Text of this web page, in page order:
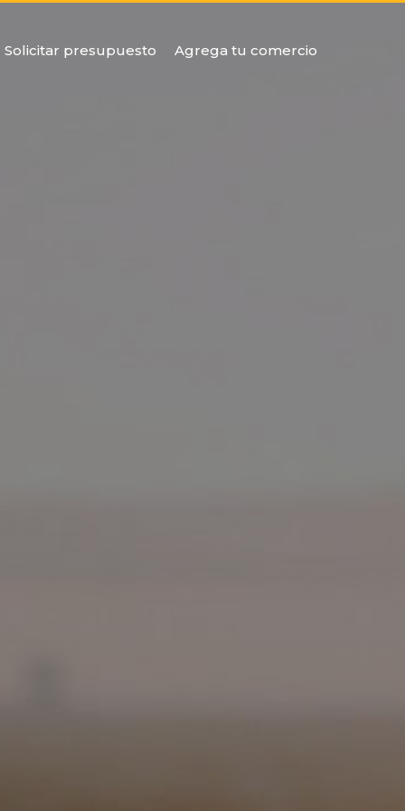
Solicitar presupuesto Agrega tu comercio